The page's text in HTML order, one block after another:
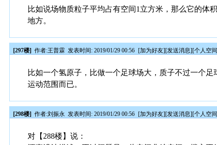
比如说场物质粒子平均占有空间1立方米，那么它的体
地方。
[297楼] 作者:王普霖 发表时间: 2019/01/29 00:56 [加为好友][发送消息][个人空
比如一个氢原子，比做一个足球场大，质子不过一个
运动范围而已。
[298楼] 作者:刘振永 发表时间: 2019/01/29 00:56 [加为好友][发送消息][个人空
对【288楼】说：